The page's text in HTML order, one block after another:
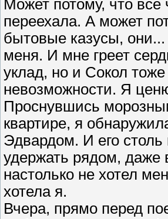
Может потому, что все
переехала. А может
бытовые казусы,
меня. И мне греет
уклад, но и Сокол тоже
невозможности. Я
Проснувшись
квартире, я
Эдвардом. И его
удержать рядом, даже
настолько не хотел
хотела я.
Вчера, прямо перед